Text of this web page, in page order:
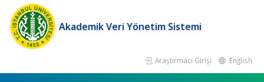
Akademik Veri Yönetim Sistemi
Araştırmacı Girişi English